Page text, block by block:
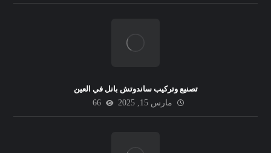
تصنيع وتركيب ساندوتش بانل في العين
مارس 15, 2025
66